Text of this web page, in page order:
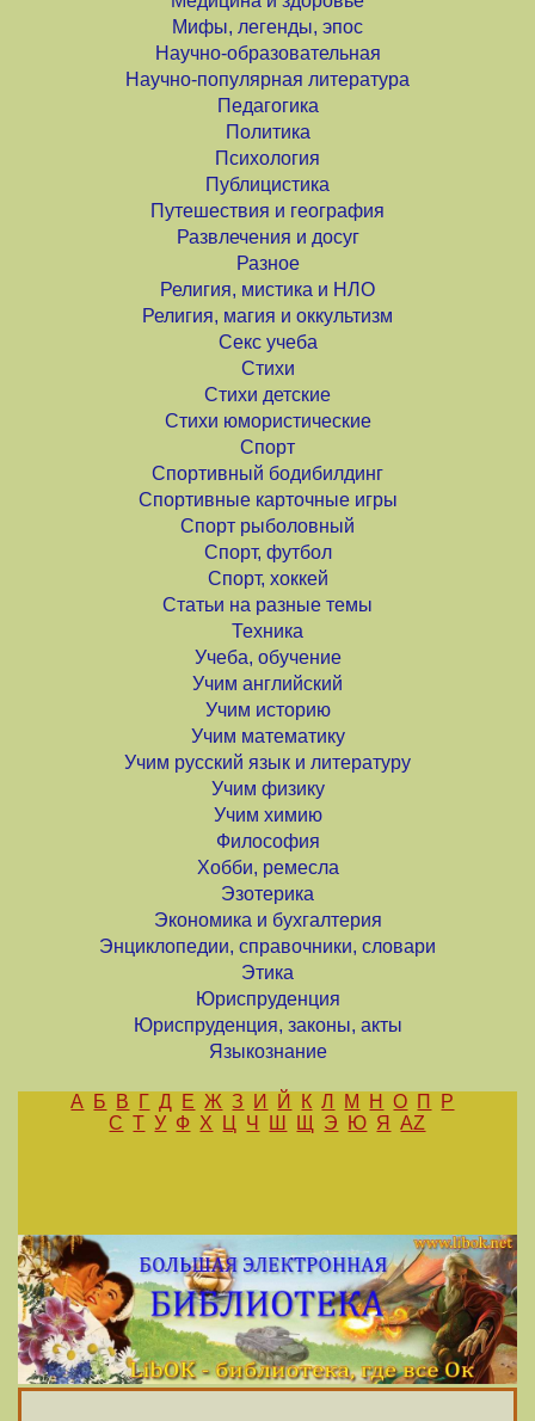
Мифы, легенды, эпос
Научно-образовательная
Научно-популярная литература
Педагогика
Политика
Психология
Публицистика
Путешествия и география
Развлечения и досуг
Разное
Религия, мистика и НЛО
Религия, магия и оккультизм
Секс учеба
Стихи
Стихи детские
Стихи юмористические
Спорт
Спортивный бодибилдинг
Спортивные карточные игры
Спорт рыболовный
Спорт, футбол
Спорт, хоккей
Статьи на разные темы
Техника
Учеба, обучение
Учим английский
Учим историю
Учим математику
Учим русский язык и литературу
Учим физику
Учим химию
Философия
Хобби, ремесла
Эзотерика
Экономика и бухгалтерия
Энциклопедии, справочники, словари
Этика
Юриспруденция
Юриспруденция, законы, акты
Языкознание
А Б В Г Д Е Ж З И Й К Л М Н О П
Р
С Т У Ф Х Ц Ч Ш Щ Э Ю Я AZ